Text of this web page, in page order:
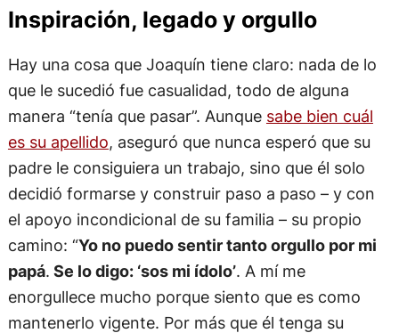
Inspiración, legado y orgullo
Hay una cosa que Joaquín tiene claro: nada de lo
que le sucedió fue casualidad, todo de alguna
manera “tenía que pasar”. Aunque sabe bien cuál
es su apellido, aseguró que nunca esperó que su
padre le consiguiera un trabajo, sino que él solo
decidió formarse y construir paso a paso – y con
el apoyo incondicional de su familia – su propio
camino: “Yo no puedo sentir tanto orgullo por mi
papá. Se lo digo: ‘sos mi ídolo’. A mí me
enorgullece mucho porque siento que es como
mantenerlo vigente. Por más que él tenga su